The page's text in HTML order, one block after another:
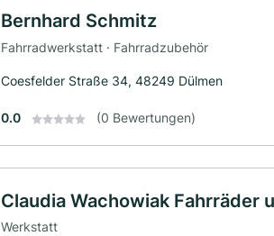
Bernhard Schmitz
Fahrradwerkstatt · Fahrradzubehör
Coesfelder Straße 34, 48249 Dülmen
0.0 (0 Bewertungen)
Claudia Wachowiak
Werkstatt